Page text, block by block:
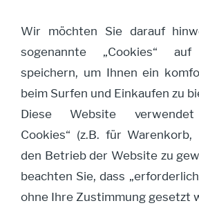
Navigation öffnen
Büste
Lorbeerkranz
Wir möchten Sie darauf
sogenannte „Cookies“
speichern, um Ihnen ein
beim Surfen und Einkaufen zu
Diese Website verwendet
Cookies“ (z.B. für
den Betrieb der Website zu
beachten Sie, dass
ohne Ihre Zustimmung gesetzt